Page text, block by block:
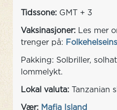
Tidssone: GMT + 3
Vaksinasjoner: Les mer
trenger på:
Pakking: Solbriller,
lommelykt.
Lokal valuta: Tanzanian
Vær: Mafia Island